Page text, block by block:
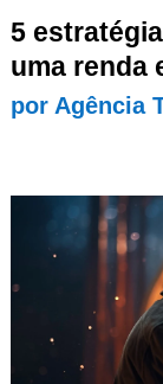
5
uma renda
por Agência